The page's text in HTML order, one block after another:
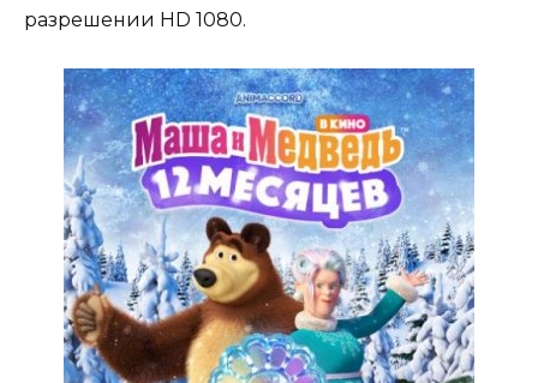
разрешении HD 1080.